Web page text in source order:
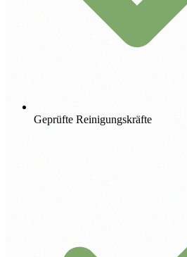
Geprüfte Reinigungskräfte